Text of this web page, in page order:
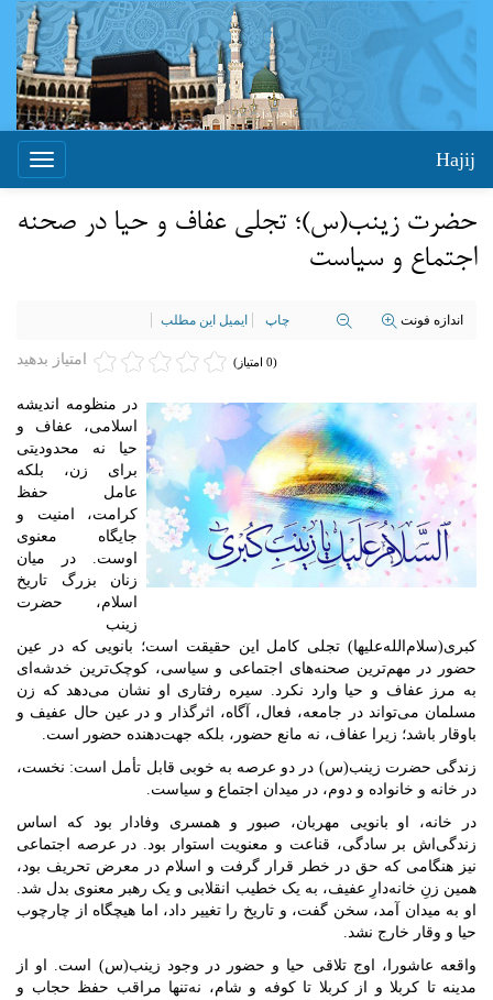
Toggle
Hajij
حضرت زینب(س)؛ تجلی عفاف و حیا در صحنه
اجتماع و سیاست
اندازه فونت چاپ ایمیل این مطلب
امتیاز بدهید (0 امتیاز)
در منظومه اندیشه
اسلامی، عفاف و
حیا نه محدودیتی
برای زن، بلکه
عامل حفظ
کرامت، امنیت و
جایگاه معنوی
اوست. در میان
زنان بزرگ تاریخ
اسلام، حضرت
زینب
کبری(سلام‌الله‌علیها) تجلی کامل این حقیقت است؛ بانویی که در عین
حضور در مهم‌ترین صحنه‌های اجتماعی و سیاسی، کوچک‌ترین خدشه‌ای
به مرز عفاف و حیا وارد نکرد. سیره رفتاری او نشان می‌دهد که زن
مسلمان می‌تواند در جامعه، فعال، آگاه، اثرگذار و در عین حال عفیف و
باوقار باشد؛ زیرا عفاف، نه مانع حضور، بلکه جهت‌دهنده حضور است.
زندگی حضرت زینب(س) در دو عرصه به خوبی قابل تأمل است: نخست،
در خانه و خانواده و دوم، در میدان اجتماع و سیاست.
در خانه، او بانویی مهربان، صبور و همسری وفادار بود که اساس
زندگی‌اش بر سادگی، قناعت و معنویت استوار بود. در عرصه اجتماعی
نیز هنگامی که حق در خطر قرار گرفت و اسلام در معرض تحریف بود،
همین زنِ خانه‌دارِ عفیف، به یک خطیب انقلابی و یک رهبر معنوی بدل شد.
او به میدان آمد، سخن گفت، و تاریخ را تغییر داد، اما هیچگاه از چارچوب
حیا و وقار خارج نشد.
واقعه عاشورا، اوج تلاقی حیا و حضور در وجود زینب(س) است. او از
مدینه تا کربلا و از کربلا تا کوفه و شام، نه‌تنها مراقب حفظ حجاب و